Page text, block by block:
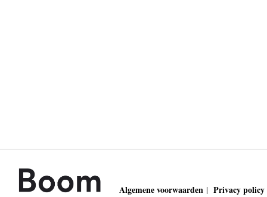
Algemene voorwaarden | Privacy policy